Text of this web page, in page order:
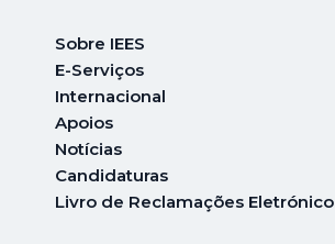
Sobre IEES
E-Serviços
Internacional
Apoios
Notícias
Candidaturas
Livro de Reclamações Eletrónico